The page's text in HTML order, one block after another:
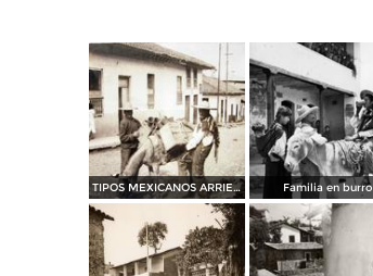
TIPOS MEXICANOS ARRIEROS Familia en burro